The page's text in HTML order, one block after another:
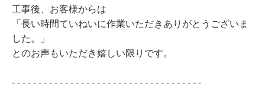
工事後、お客様からは
「長い時間ていねいに作業いただきありがとうございま
した。」
とのお声もいただき嬉しい限りです。
- - - - - - - - - - - - - - - - - - - - - - - - - - - - - - - - - - - -